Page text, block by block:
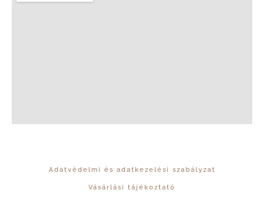
Adatvédelmi és adatkezelési szabályzat
Vásárlási tájékoztató